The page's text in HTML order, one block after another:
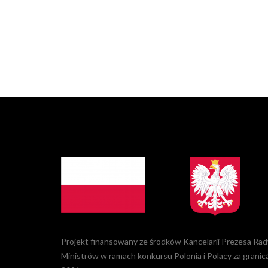
Projekt finansowany ze środków Kancelarii Prezesa
Ministrów w ramach konkursu Polonia i Polacy za